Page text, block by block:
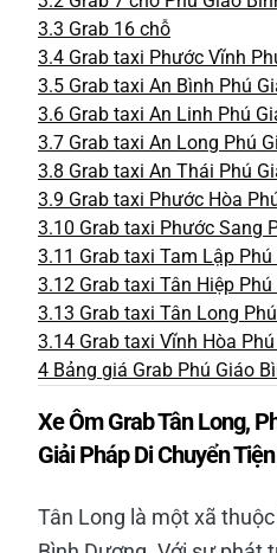
3.3 Grab 16 chỗ
3.4 Grab taxi Phước Vĩnh
3.5 Grab taxi An Bình Phú
3.6 Grab taxi An Linh Phú
3.7 Grab taxi An Long Phú
3.8 Grab taxi An Thái Phú
3.9 Grab taxi Phước Hòa
3.10 Grab taxi Phước Sang
3.11 Grab taxi Tam Lập
3.12 Grab taxi Tân Hiệp
3.13 Grab taxi Tân Long
3.14 Grab taxi Vĩnh Hòa
4 Bảng giá Grab Phú Giáo
Xe Ôm Grab Tân Long,
Giải Pháp Di Chuyển
Tân Long là một xã